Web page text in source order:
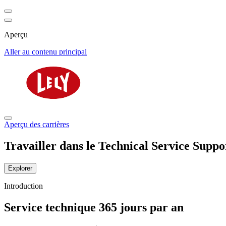
Aperçu
Aller au contenu principal
Aperçu des carrières
Travailler dans le Technical Service
Explorer
Introduction
Service technique 365 jours par an